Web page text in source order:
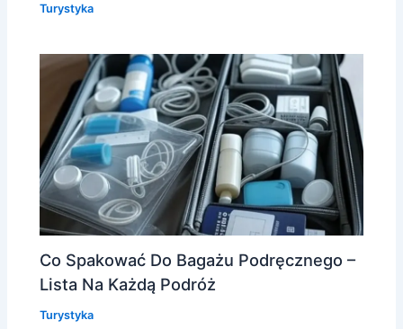
Turystyka
Co Spakować Do Bagażu Podręcznego –
Lista Na Każdą Podróż
Turystyka